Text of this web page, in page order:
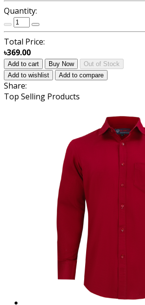
Quantity:
Total Price:
৳369.00
Add to cart Buy Now
Out of Stock
Add to wishlist
Add to compare
Share:
Top Selling Products